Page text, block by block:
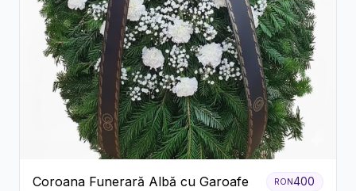
Coroana Funerară Albă cu Garoafe RON400